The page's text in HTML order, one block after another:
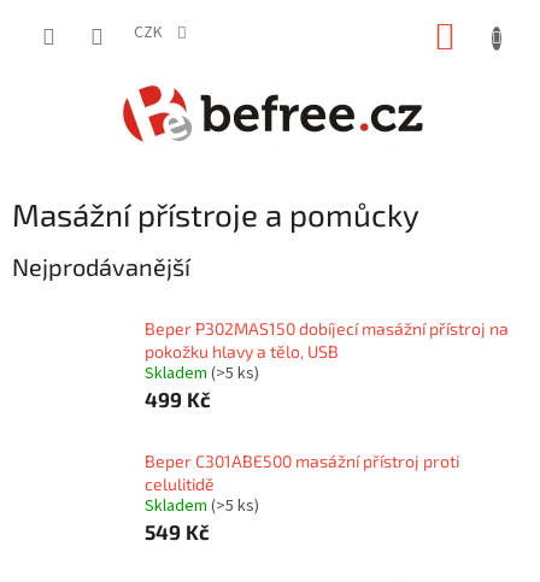
CZK
Masážní přístroje a pomůcky
Nejprodávanější
Beper P302MAS150 dobíjecí masážní přístroj na
pokožku hlavy a tělo, USB
Skladem (>5 ks)
499 Kč
Beper C301ABE500 masážní přístroj proti
celulitidě
Skladem (>5 ks)
549 Kč